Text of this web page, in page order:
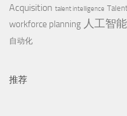
Acquisition talent intelligence
workforce planning 人工智能
自动化
推荐